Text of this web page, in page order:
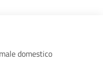
domestico